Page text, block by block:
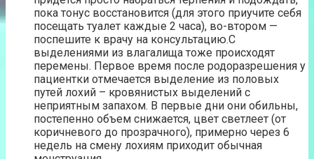
пока тонус восстановится (для этого приучите себя
посещать туалет каждые 2 часа), во-втором —
поспешите к врачу на консультацию.С
выделениями из влагалища тоже происходят
перемены. Первое время после родоразрешения у
пациентки отмечается выделение из половых
путей лохий – кровянистых выделений с
неприятным запахом. В первые дни они обильны,
постепенно объем снижается, цвет светлеет (от
коричневого до прозрачного), примерно через 6
недель на смену лохиям приходит обычная